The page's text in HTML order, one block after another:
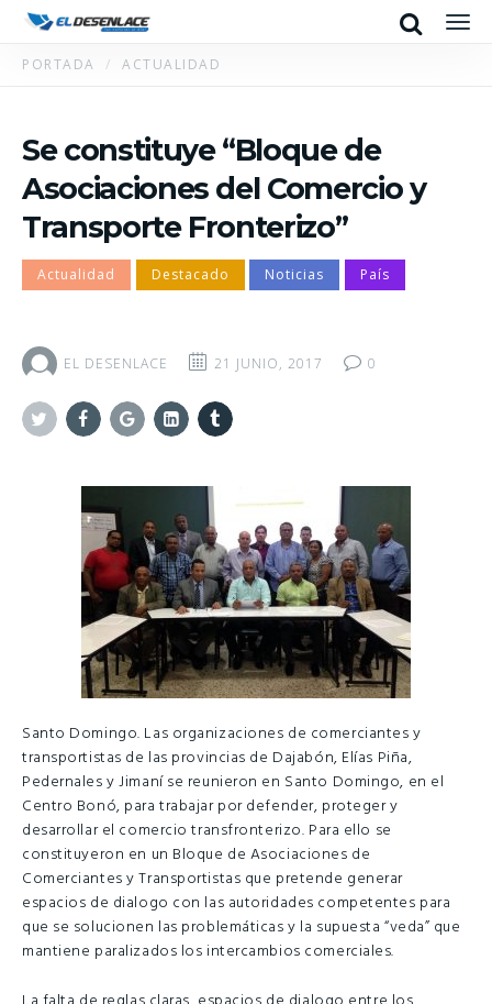
Search
PORTADA ACTUALIDAD
Se constituye “Bloque de
Asociaciones del Comercio y
Transporte Fronterizo”
Actualidad Destacado Noticias País
EL DESENLACE 21 JUNIO, 2017 0
Santo Domingo. Las organizaciones de comerciantes y
transportistas de las provincias de Dajabón, Elías Piña,
Pedernales y Jimaní se reunieron en Santo Domingo, en el
Centro Bonó, para trabajar por defender, proteger y
desarrollar el comercio transfronterizo. Para ello se
constituyeron en un Bloque de Asociaciones de
Comerciantes y Transportistas que pretende generar
espacios de dialogo con las autoridades competentes para
que se solucionen las problemáticas y la supuesta “veda” que
mantiene paralizados los intercambios comerciales.